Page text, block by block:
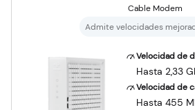
Cable Modem
Admite velocidades
Velocidad de
Hasta 2,33
Velocidad de
Hasta 455